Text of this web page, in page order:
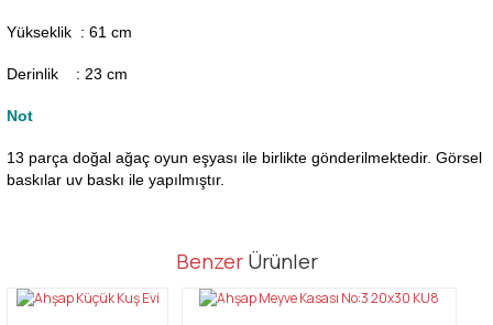
Yükseklik : 61 cm
Derinlik : 23 cm
Not
13 parça doğal ağaç oyun eşyası ile birlikte gönderilmektedir. Görsel
baskılar uv baskı ile yapılmıştır.
Bu ürüne ilk yorumu siz yapın!
Bu ürünün fiyat bilgisi, resim, ürün açıklamalarında ve diğer
tarafımıza iletebilirsiniz.
Benzer Ürünler